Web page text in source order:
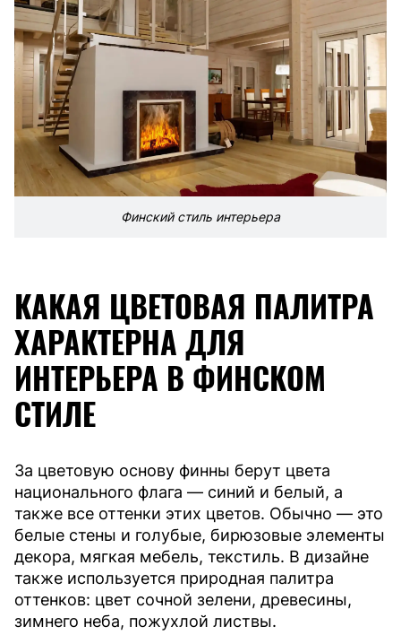
Финский стиль интерьера
КАКАЯ ЦВЕТОВАЯ ПАЛИТРА
ХАРАКТЕРНА ДЛЯ
ИНТЕРЬЕРА В ФИНСКОМ
СТИЛЕ
За цветовую основу финны берут цвета
национального флага — синий и белый, а
также все оттенки этих цветов. Обычно — это
белые стены и голубые, бирюзовые элементы
декора, мягкая мебель, текстиль. В дизайне
также используется природная палитра
оттенков: цвет сочной зелени, древесины,
зимнего неба, пожухлой листвы.